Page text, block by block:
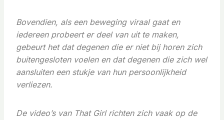
Bovendien, als een beweging viraal gaat en
iedereen probeert er deel van uit te maken,
gebeurt het dat degenen die er niet bij horen zich
buitengesloten voelen en dat degenen die zich wel
aansluiten een stukje van hun persoonlijkheid
verliezen.
De video’s van That Girl richten zich vaak op de